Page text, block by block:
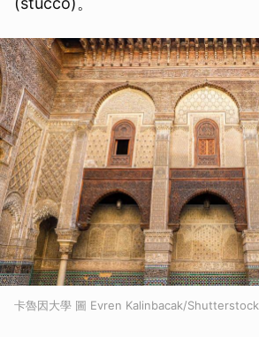
卡魯因大學 圖 Evren Kalinbacak/Shutterstock
取消